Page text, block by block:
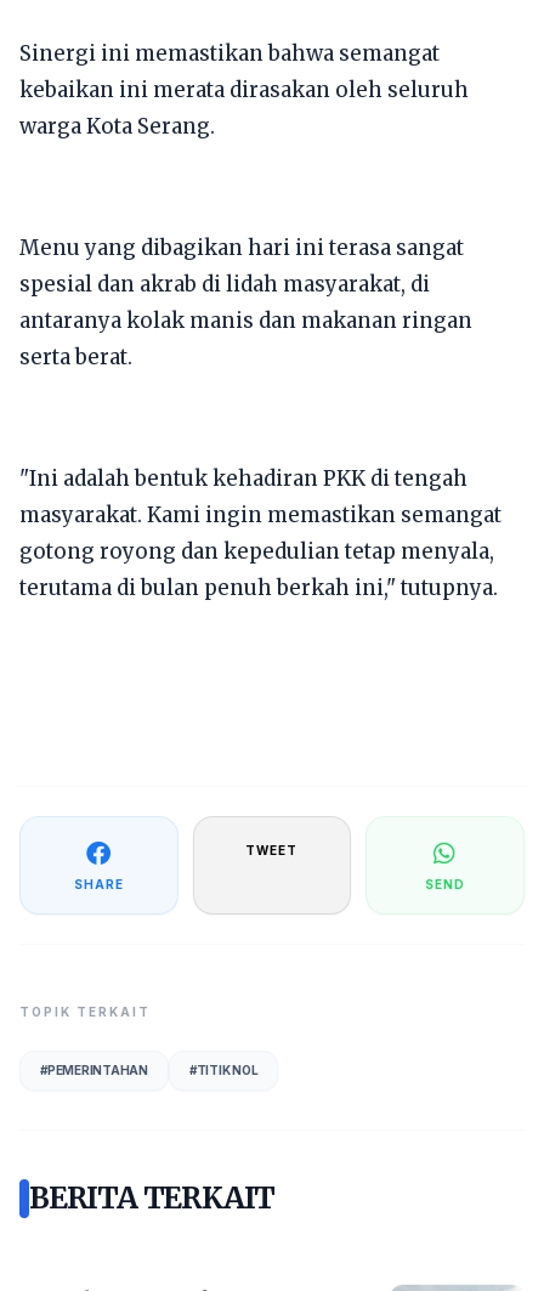
Sinergi ini memastikan bahwa semangat
kebaikan ini merata dirasakan oleh seluruh
warga Kota Serang.
​Menu yang dibagikan hari ini terasa sangat
spesial dan akrab di lidah masyarakat, di
antaranya kolak manis dan makanan ringan
serta berat.
​"Ini adalah bentuk kehadiran PKK di tengah
masyarakat. Kami ingin memastikan semangat
gotong royong dan kepedulian tetap menyala,
terutama di bulan penuh berkah ini," tutupnya.
SHARE
TWEET
SEND
TOPIK TERKAIT
#PEMERINTAHAN #TITIK NOL
BERITA TERKAIT